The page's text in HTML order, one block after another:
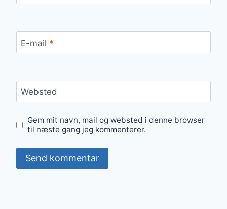
E-mail *
Websted
Gem mit navn, mail og websted i denne browser
til næste gang jeg kommenterer.